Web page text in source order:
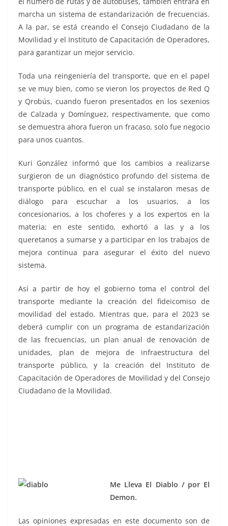
marcha un sistema de estandarización de frecuencias.
A la par, se está creando el Consejo Ciudadano de la
Movilidad y el Instituto de Capacitación de Operadores,
para garantizar un mejor servicio.
Toda una reingeniería del transporte, que en el papel
se ve muy bien, como se vieron los proyectos de Red Q
y Qrobús, cuando fueron presentados en los sexenios
de Calzada y Domínguez, respectivamente, que como
se demuestra ahora fueron un fracaso, solo fue negocio
para unos cuantos.
Kuri González informó que los cambios a realizarse
surgieron de un diagnóstico profundo del sistema de
transporte público, en el cual se instalaron mesas de
diálogo para escuchar a los usuarios, a los
concesionarios, a los choferes y a los expertos en la
materia; en este sentido, exhortó a las y a los
queretanos a sumarse y a participar en los trabajos de
mejora continua para asegurar el éxito del nuevo
sistema.
Así a partir de hoy el gobierno toma el control del
transporte mediante la creación del fideicomiso de
movilidad del estado. Mientras que, para el 2023 se
deberá cumplir con un programa de estandarización
de las frecuencias, un plan anual de renovación de
unidades, plan de mejora de infraestructura del
transporte público, y la creación del Instituto de
Capacitación de Operadores de Movilidad y del Consejo
Ciudadano de la Movilidad.
Me Lleva El Diablo / por El
Demon.
Las opiniones expresadas en este documento son de